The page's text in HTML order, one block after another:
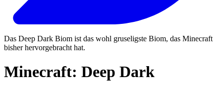
Das Deep Dark Biom ist das wohl gruseligste Biom, das Minecraft
bisher hervorgebracht hat.
Minecraft: Deep Dark